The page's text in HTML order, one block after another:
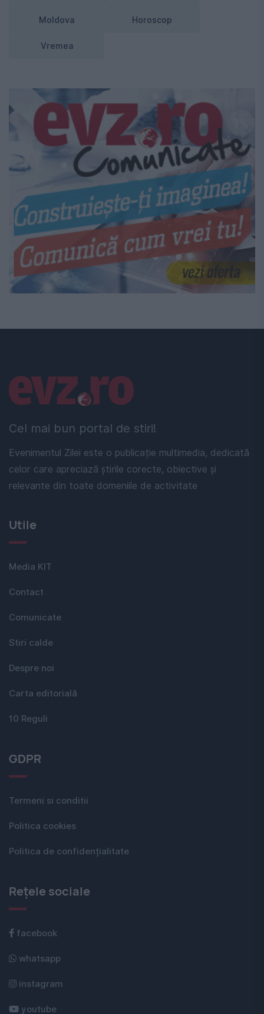
Moldova Horoscop
Vremea
Cel mai bun portal de stiri!
Evenimentul Zilei este o publicație multimedia, dedicată
celor care apreciază știrile corecte, obiective și
relevante din toate domeniile de activitate
Linkuri utile
Utile
Media KIT
Contact
Comunicate
Stiri calde
Despre noi
Carta editorială
10 Reguli
GDPR
Termeni si conditii
Politica cookies
Politica de confidențialitate
Rețele sociale
facebook
whatsapp
instagram
youtube